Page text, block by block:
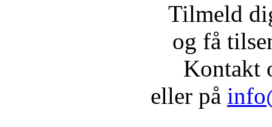
Tilmeld
og få
Kontakt
eller på